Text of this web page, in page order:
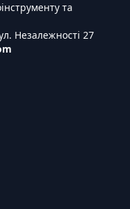
та
Незалежності 27